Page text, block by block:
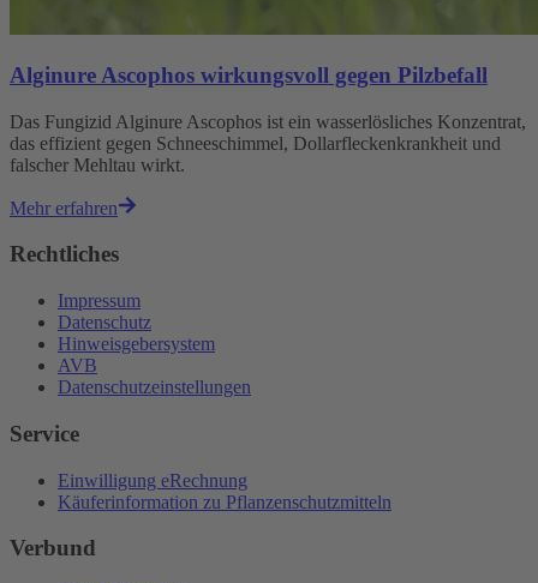
Alginure Ascophos wirkungsvoll gegen Pilzbefall
Das Fungizid Alginure Ascophos ist ein wasserlösliches Konzentrat,
das effizient gegen Schneeschimmel, Dollarfleckenkrankheit und
falscher Mehltau wirkt.
Mehr erfahren
Rechtliches
Impressum
Datenschutz
Hinweisgebersystem
AVB
Datenschutzeinstellungen
Service
Einwilligung eRechnung
Käuferinformation zu Pflanzenschutzmitteln
Verbund